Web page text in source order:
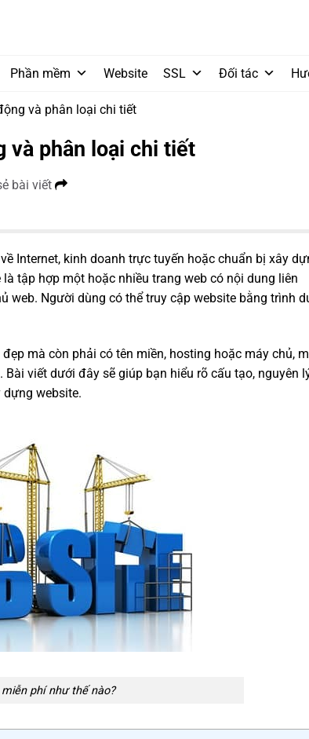
Phần mềm Website SSL Đối tác
và phân loại chi tiết
và phân loại chi tiết
bài viết
Internet, kinh doanh trực tuyến hoặc chuẩn bị xây
tập hợp một hoặc nhiều trang web có nội dung liên
web. Người dùng có thể truy cập website bằng trình
mà còn phải có tên miền, hosting hoặc máy chủ,
viết dưới đây sẽ giúp bạn hiểu rõ cấu tạo, nguyên
website.
phí như thế nào?